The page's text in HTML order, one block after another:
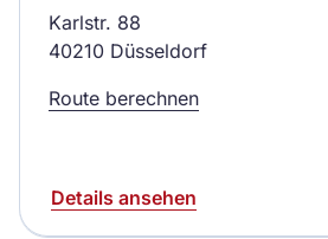
Karlstr. 88
40210 Düsseldorf
Route berechnen
Details ansehen